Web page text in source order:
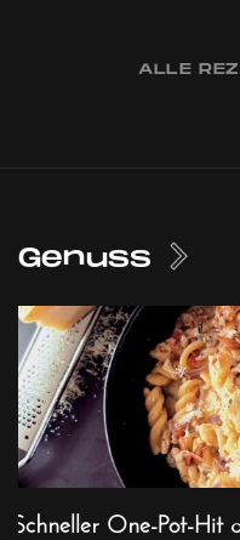
ALLE
Genuss
Schneller One-Pot-Hit